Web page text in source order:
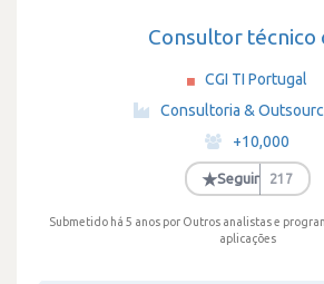
Consultor técnico
CGI TI Portugal
·
Consultoria &
·
+10,000
·
★Seguir 217
Submetido há 5 anos por Outros analistas e
aplicações